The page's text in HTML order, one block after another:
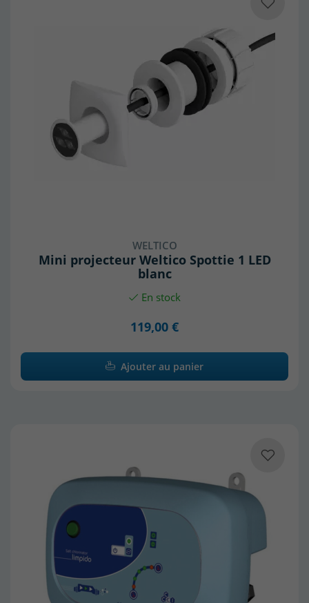
WELTICO
Mini projecteur Weltico Spottie 1 LED
blanc
En stock
119,00 €
Ajouter au panier